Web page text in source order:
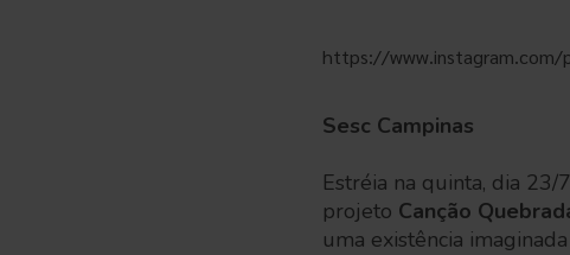
https://www.instagram.com/
Sesc Campinas
Estréia na quinta, dia 23/
projeto Canção
uma existência